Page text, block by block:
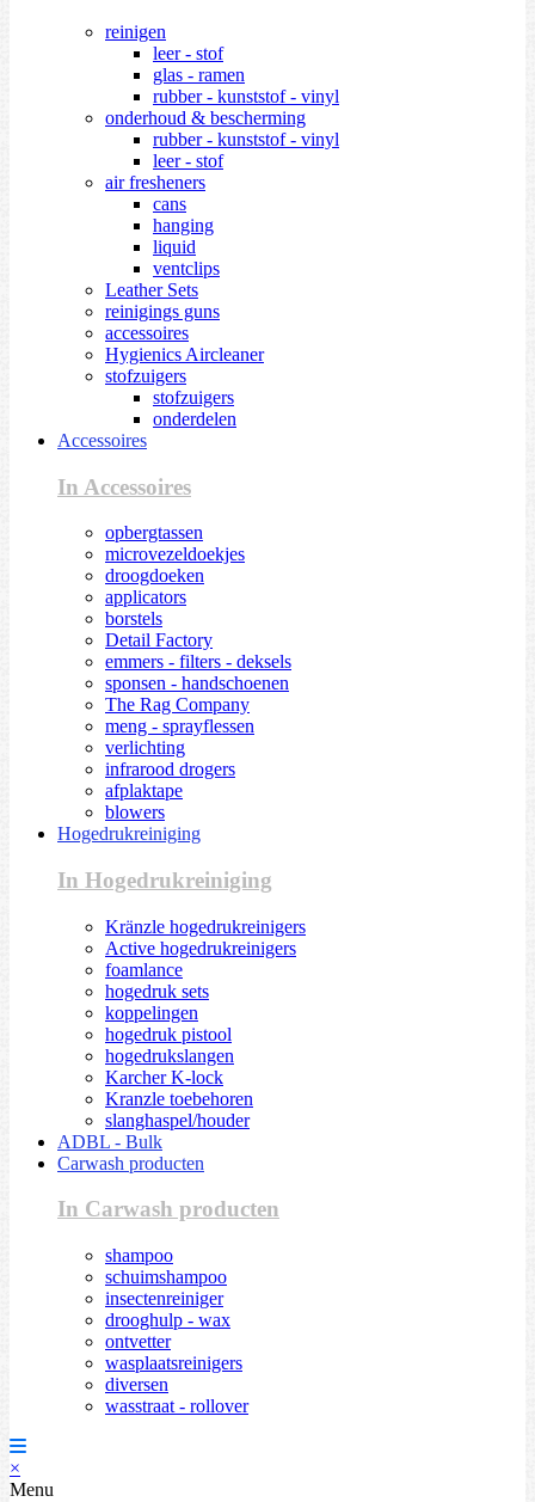
reinigen
leer - stof
glas - ramen
rubber - kunststof - vinyl
onderhoud & bescherming
rubber - kunststof - vinyl
leer - stof
air fresheners
cans
hanging
liquid
ventclips
Leather Sets
reinigings guns
accessoires
Hygienics Aircleaner
stofzuigers
stofzuigers
onderdelen
Accessoires
In Accessoires
opbergtassen
microvezeldoekjes
droogdoeken
applicators
borstels
Detail Factory
emmers - filters - deksels
sponsen - handschoenen
The Rag Company
meng - sprayflessen
verlichting
infrarood drogers
afplaktape
blowers
Hogedrukreiniging
In Hogedrukreiniging
Kränzle hogedrukreinigers
Active hogedrukreinigers
foamlance
hogedruk sets
koppelingen
hogedruk pistool
hogedrukslangen
Karcher K-lock
Kranzle toebehoren
slanghaspel/houder
ADBL - Bulk
Carwash producten
In Carwash producten
shampoo
schuimshampoo
insectenreiniger
drooghulp - wax
ontvetter
wasplaatsreinigers
diversen
wasstraat - rollover
×
Menu